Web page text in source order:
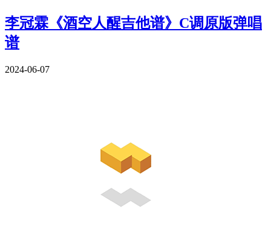
李冠霖《酒空人醒吉他谱》C调原版弹唱
谱
2024-06-07